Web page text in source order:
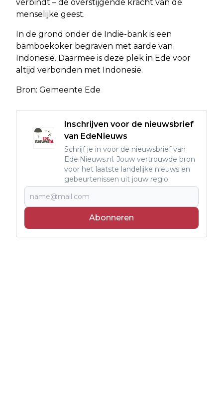
verbindt – de overstijgende kracht van de
menselijke geest.
In de grond onder de Indië-bank is een
bamboekoker begraven met aarde van
Indonesië. Daarmee is deze plek in Ede voor
altijd verbonden met Indonesië.
Bron: Gemeente Ede
Inschrijven voor de nieuwsbrief
van EdeNieuws
Schrijf je in voor de nieuwsbrief van
Ede.Nieuws.nl. Jouw vertrouwde bron
voor het laatste landelijke nieuws en
gebeurtenissen uit jouw regio.
Abonneren